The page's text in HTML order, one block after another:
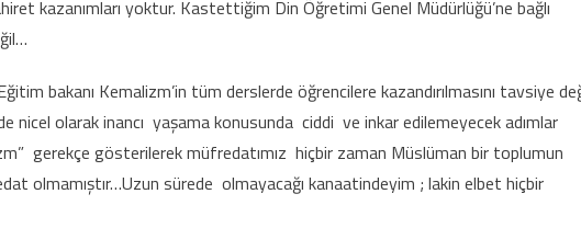
kazanımları yoktur. Kastettiğim Din Öğretimi Genel Müdürlüğü’ne bağlı
bakanı Kemalizm’in tüm derslerde öğrencilere kazandırılmasını tavsiye
nicel olarak inancı yaşama konusunda ciddi ve inkar edilemeyecek adımlar
gerekçe gösterilerek müfredatımız hiçbir zaman Müslüman bir toplumun
olmamıştır…Uzun sürede olmayacağı kanaatindeyim ; lakin elbet hiçbir